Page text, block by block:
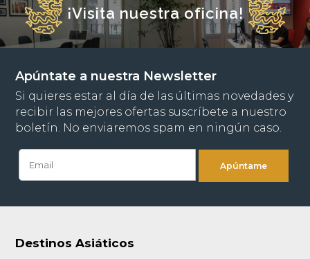
¡Visita nuestra oficina!
Apúntate a nuestra Newsletter
Si quieres estar al día de las últimas novedades y
recibir las mejores ofertas suscríbete a nuestro
boletín. No enviaremos spam en ningún caso.
Destinos Asiáticos